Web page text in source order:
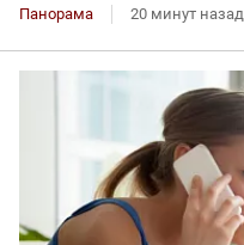
Панорама 20 минут назад